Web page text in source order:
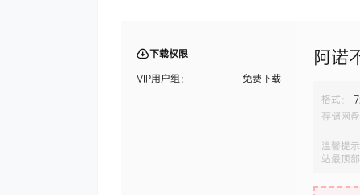
下载权限
VIP用户组：
免费下载
阿诺
格式：
存储网
温馨提
站最顶